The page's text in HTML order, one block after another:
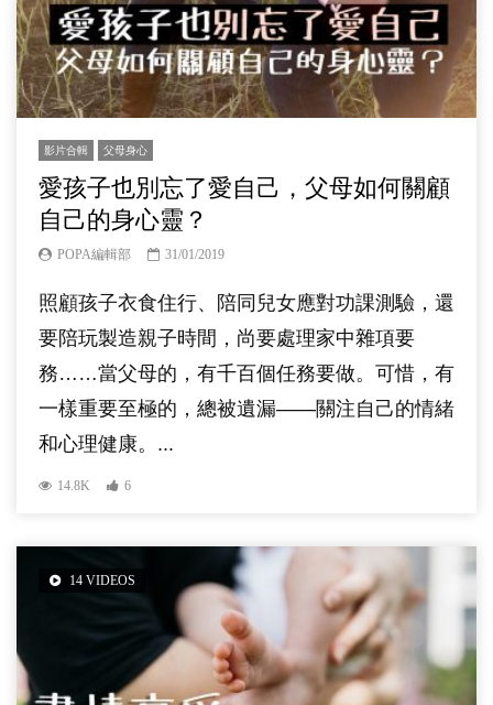
影片合輯 父母身心
愛孩子也別忘了愛自己，父母如何關顧
自己的身心靈？
POPA編輯部 31/01/2019
照顧孩子衣食住行、陪同兒女應對功課測驗，還
要陪玩製造親子時間，尚要處理家中雜項要
務……當父母的，有千百個任務要做。可惜，有
一樣重要至極的，總被遺漏——關注自己的情緒
和心理健康。...
14.8K 6
14 VIDEOS